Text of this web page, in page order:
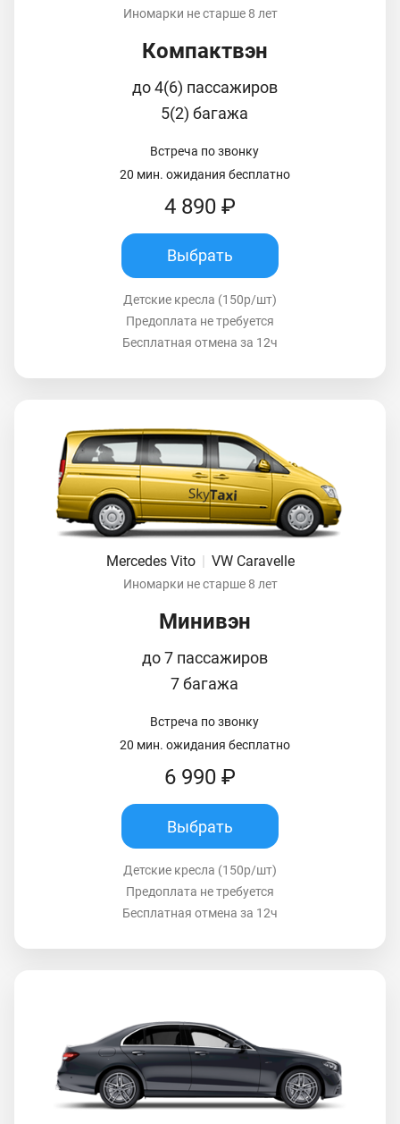
Иномарки не старше 8 лет
Компактвэн
до 4(6) пассажиров
5(2) багажа
Встреча по звонку
20 мин. ожидания бесплатно
4 890 ₽
Выбрать
Детские кресла (150р/шт)
Предоплата не требуется
Бесплатная отмена за 12ч
Mercedes Vito VW Caravelle
Иномарки не старше 8 лет
Минивэн
до 7 пассажиров
7 багажа
Встреча по звонку
20 мин. ожидания бесплатно
6 990 ₽
Выбрать
Детские кресла (150р/шт)
Предоплата не требуется
Бесплатная отмена за 12ч